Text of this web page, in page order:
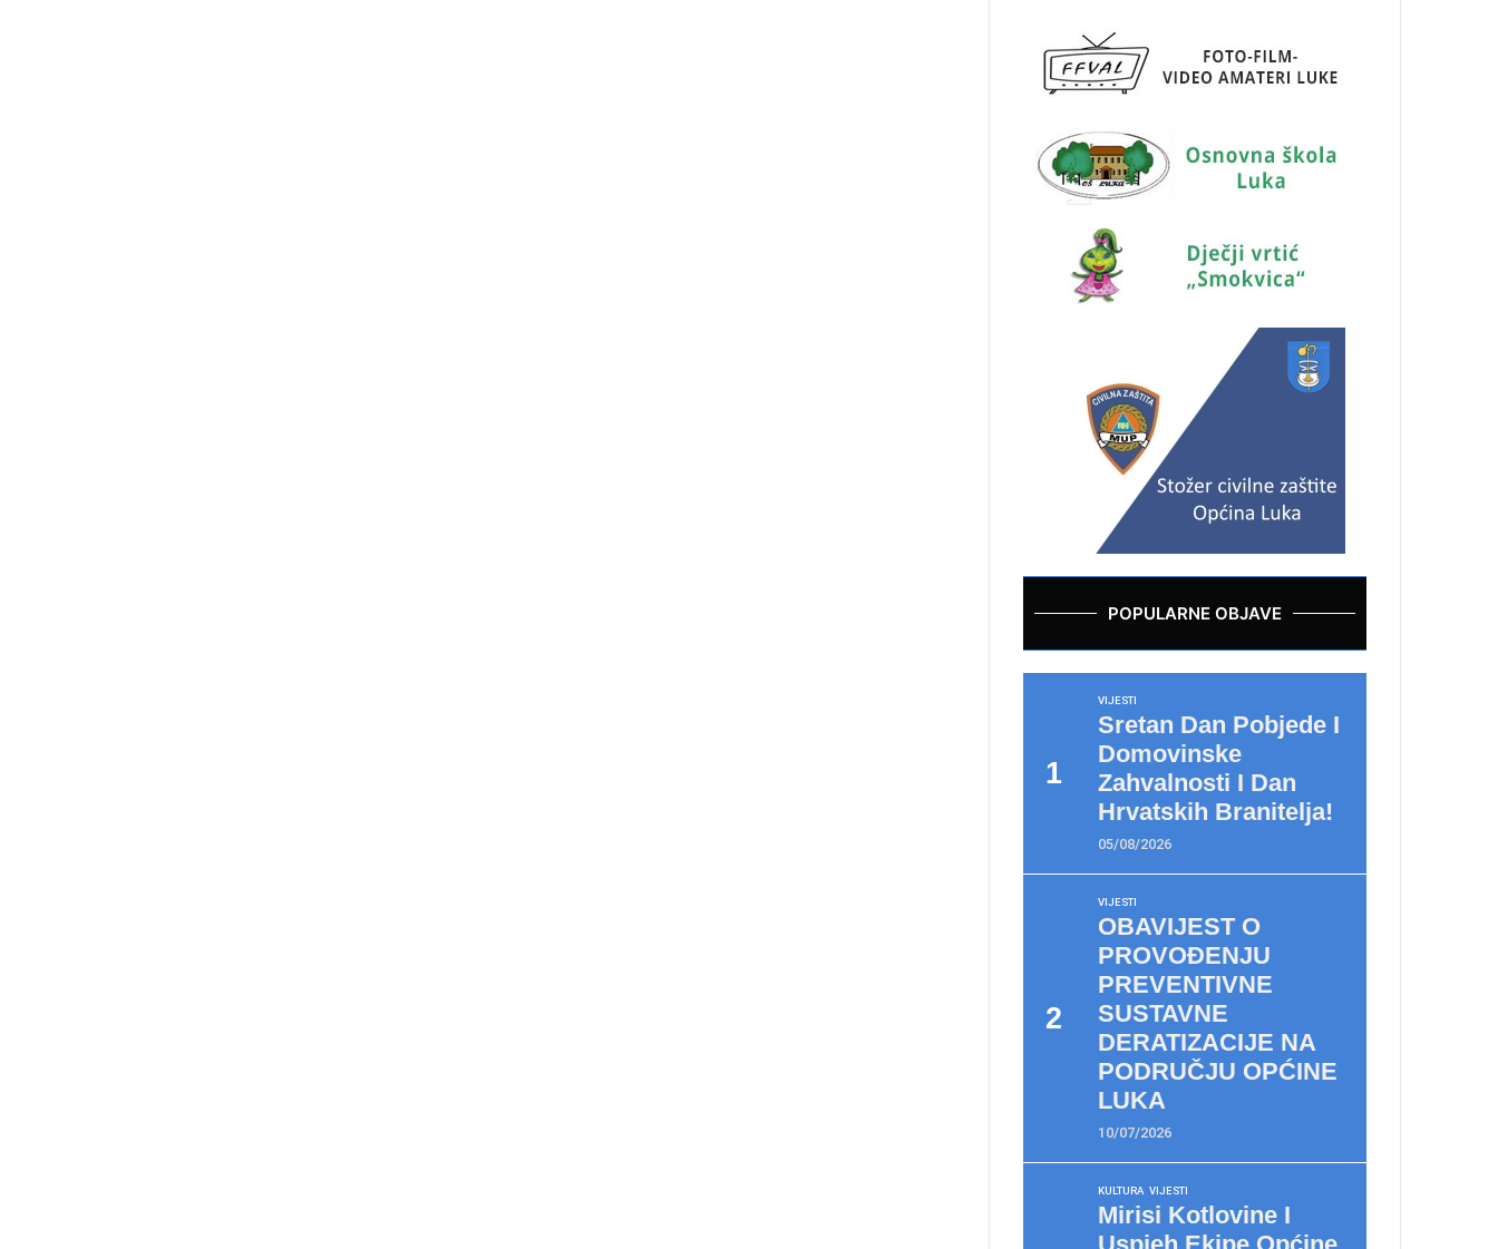
POPULARNE OBJAVE
VIJESTI
Sretan Dan Pobjede I
Domovinske
Zahvalnosti I Dan
Hrvatskih Branitelja!
05/08/2026
VIJESTI
OBAVIJEST O
PROVOĐENJU
PREVENTIVNE
SUSTAVNE
DERATIZACIJE NA
PODRUČJU OPĆINE
LUKA
10/07/2026
KULTURA VIJESTI
Mirisi Kotlovine I
Uspjeh Ekipe Općine